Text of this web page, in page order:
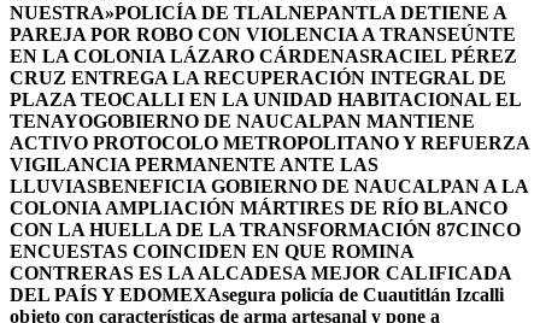
NUESTRA»POLICÍA DE TLALNEPANTLA DETIENE A
PAREJA POR ROBO CON VIOLENCIA A TRANSEÚNTE
EN LA COLONIA LÁZARO CÁRDENASRACIEL PÉREZ
CRUZ ENTREGA LA RECUPERACIÓN INTEGRAL DE
PLAZA TEOCALLI EN LA UNIDAD HABITACIONAL EL
TENAYOGOBIERNO DE NAUCALPAN MANTIENE
ACTIVO PROTOCOLO METROPOLITANO Y REFUERZA
VIGILANCIA PERMANENTE ANTE LAS
LLUVIASBENEFICIA GOBIERNO DE NAUCALPAN A LA
COLONIA AMPLIACIÓN MÁRTIRES DE RÍO BLANCO
CON LA HUELLA DE LA TRANSFORMACIÓN 87CINCO
ENCUESTAS COINCIDEN EN QUE ROMINA
CONTRERAS ES LA ALCADESA MEJOR CALIFICADA
DEL PAÍS Y EDOMEXAsegura policía de Cuautitlán Izcalli
objeto con características de arma artesanal y pone a